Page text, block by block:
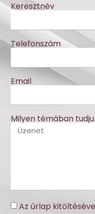
Keresztnév
Telefonszám
Email
Milyen témában
Az űrlap